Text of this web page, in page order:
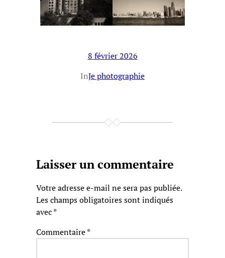
8 février 2026
InJe photographie
Laisser un commentaire
Votre adresse e-mail ne sera pas publiée.
Les champs obligatoires sont indiqués
avec*
Commentaire*